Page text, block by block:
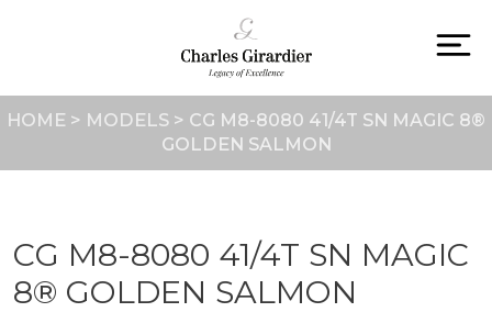
HOME > MODELS > CG M8-8080 41/4T SN MAGIC 8®
GOLDEN SALMON
CG M8-8080 41/4T SN MAGIC
8® GOLDEN SALMON